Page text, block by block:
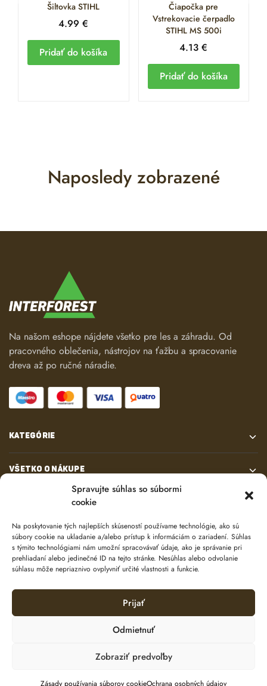
Spravujte súhlas so súbormi
cookie
Na poskytovanie tých najlepších skúseností používame technológie, ako sú
súbory cookie na ukladanie a/alebo prístup k informáciám o zariadení. Súhlas
s týmito technológiami nám umožní spracovávať údaje, ako je správanie pri
prehliadaní alebo jedinečné ID na tejto stránke. Nesúhlas alebo odvolanie
súhlasu môže nepriaznivo ovplyvniť určité vlastnosti a funkcie.
Prijať
Odmietnuť
Zobraziť predvoľby
Zásady používania súborov cookieOchrana osobných údajov
Šiltovka STIHL
4.99€
Pridať do košíka
Čiapočka pre
Vstrekovacie čerpadlo
STIHL MS 500i
4.13€
Pridať do košíka
Naposledy zobrazené
Na našom eshope nájdete všetko pre les a záhradu. Od
pracovného oblečenia, nástrojov na ťažbu a spracovanie
dreva až po ručné náradie.
KATEGÓRIE
VŠETKO O NÁKUPE
© 2024 e-shop od
Ochrana osobných údajov